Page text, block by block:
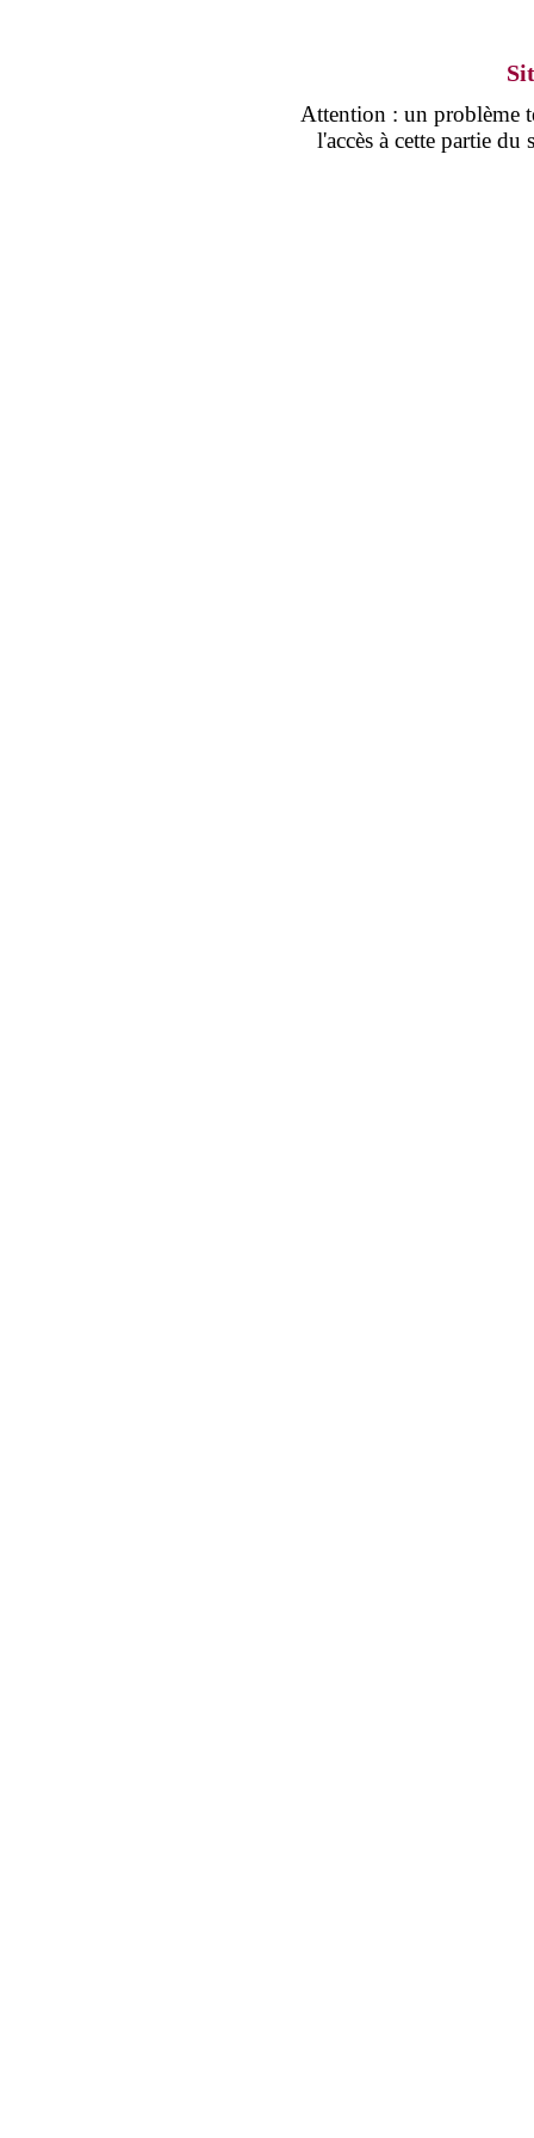
Attention : un problème
l'accès à cette partie